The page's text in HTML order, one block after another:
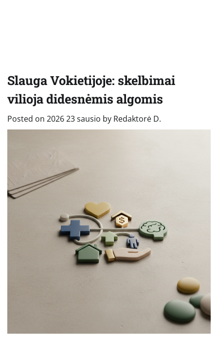
Slauga Vokietijoje: skelbimai
vilioja didesnėmis algomis
Posted on 2026 23 sausio by Redaktorė D.